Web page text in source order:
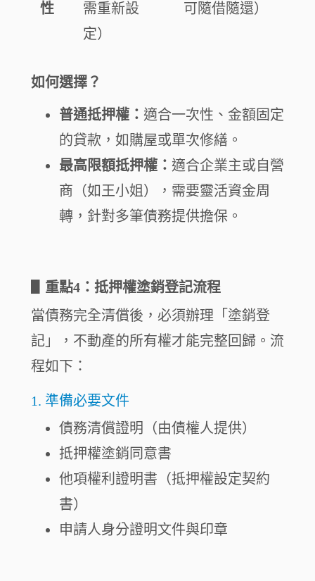
性
需重新設
定）
可隨借隨還）
如何選擇？
普通抵押權： 適合一次性、金額固定
的貸款，如購屋或單次修繕。
最高限額抵押權： 適合企業主或自營
商（如王小姐），需要靈活資金周
轉，針對多筆債務提供擔保。
重點4：抵押權塗銷登記流程
當債務完全清償後，必須辦理「塗銷登
記」，不動產的所有權才能完整回歸。流
程如下：
1. 準備必要文件
債務清償證明（由債權人提供）
抵押權塗銷同意書
他項權利證明書（抵押權設定契約
書）
申請人身分證明文件與印章